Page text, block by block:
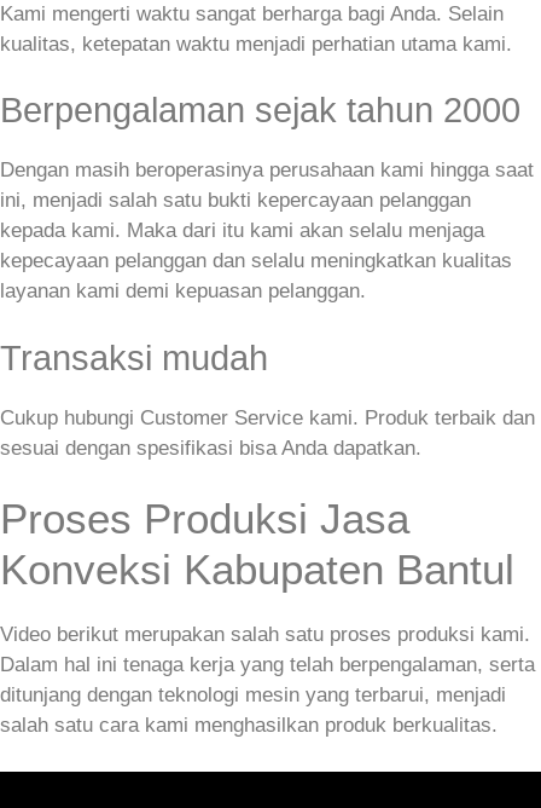
Kami mengerti waktu sangat berharga bagi Anda. Selain
kualitas, ketepatan waktu menjadi perhatian utama kami.
Berpengalaman sejak tahun 2000
Dengan masih beroperasinya perusahaan kami hingga saat
ini, menjadi salah satu bukti kepercayaan pelanggan
kepada kami. Maka dari itu kami akan selalu menjaga
kepecayaan pelanggan dan selalu meningkatkan kualitas
layanan kami demi kepuasan pelanggan.
Transaksi mudah
Cukup hubungi Customer Service kami. Produk terbaik dan
sesuai dengan spesifikasi bisa Anda dapatkan.
Proses Produksi Jasa
Konveksi Kabupaten Bantul
Video berikut merupakan salah satu proses produksi kami.
Dalam hal ini tenaga kerja yang telah berpengalaman, serta
ditunjang dengan teknologi mesin yang terbarui, menjadi
salah satu cara kami menghasilkan produk berkualitas.